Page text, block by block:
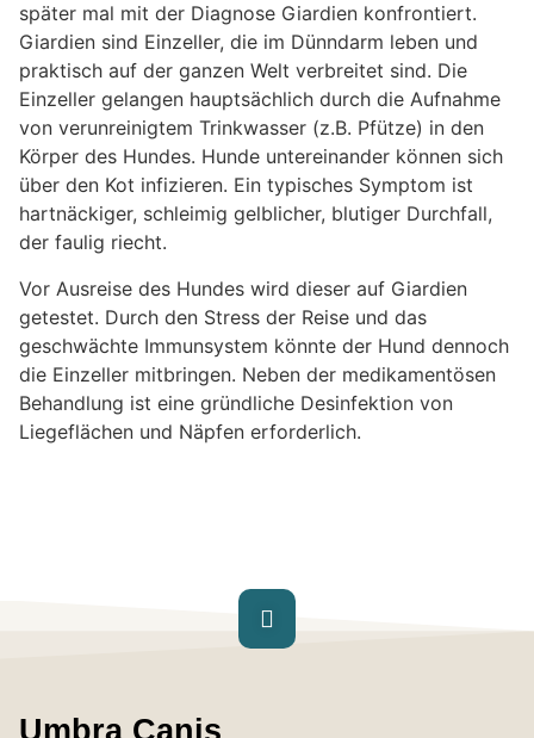
später mal mit der Diagnose Giardien konfrontiert.
Giardien sind Einzeller, die im Dünndarm leben und
praktisch auf der ganzen Welt verbreitet sind. Die
Einzeller gelangen hauptsächlich durch die Aufnahme
von verunreinigtem Trinkwasser (z.B. Pfütze) in den
Körper des Hundes. Hunde untereinander können sich
über den Kot infizieren. Ein typisches Symptom ist
hartnäckiger, schleimig gelblicher, blutiger Durchfall,
der faulig riecht.
Vor Ausreise des Hundes wird dieser auf Giardien
getestet. Durch den Stress der Reise und das
geschwächte Immunsystem könnte der Hund dennoch
die Einzeller mitbringen. Neben der medikamentösen
Behandlung ist eine gründliche Desinfektion von
Liegeflächen und Näpfen erforderlich.